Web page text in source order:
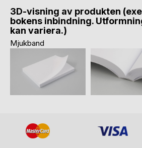
3D-visning av produkten
bokens inbindning.
kan variera.)
Mjukband